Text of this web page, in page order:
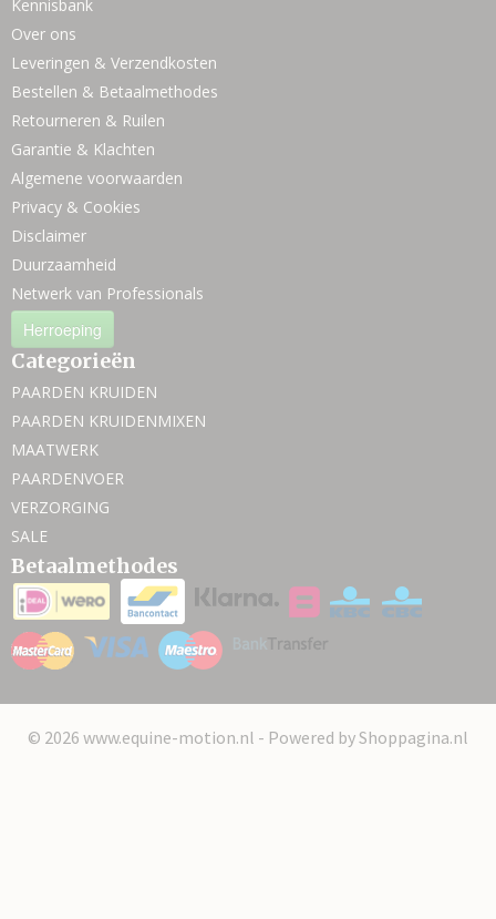
Kennisbank
Over ons
Leveringen & Verzendkosten
Bestellen & Betaalmethodes
Retourneren & Ruilen
Garantie & Klachten
Algemene voorwaarden
Privacy & Cookies
Disclaimer
Duurzaamheid
Netwerk van Professionals
Herroeping
Categorieën
PAARDEN KRUIDEN
PAARDEN KRUIDENMIXEN
MAATWERK
PAARDENVOER
VERZORGING
SALE
Betaalmethodes
© 2026 www.equine-motion.nl - Powered by Shoppagina.nl